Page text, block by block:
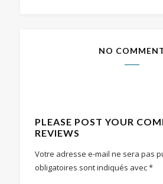
NO
PLEASE POST YOUR
REVIEWS
Votre adresse e-mail ne sera pas
obligatoires sont indiqués avec*